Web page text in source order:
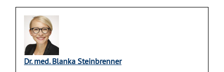
Dr. med. Blanka Steinbrenner